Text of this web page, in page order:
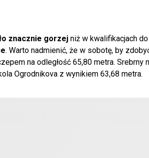
znacznie gorzej niż w kwalifikacjach do
. Warto nadmienić, że w sobotę, by
na odległość 65,80 metra. Srebrny
Ogrodnikova z wynikiem 63,68 metra.